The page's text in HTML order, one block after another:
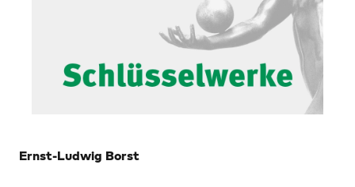
Ernst-Ludwig Borst